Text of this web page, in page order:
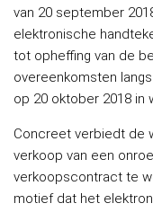
van 20 september
elektronische
tot opheffing van de
overeenkomsten
op 20 oktober 2018 in
Concreet verbiedt de
verkoop van een
verkoopscontract te
motief dat het